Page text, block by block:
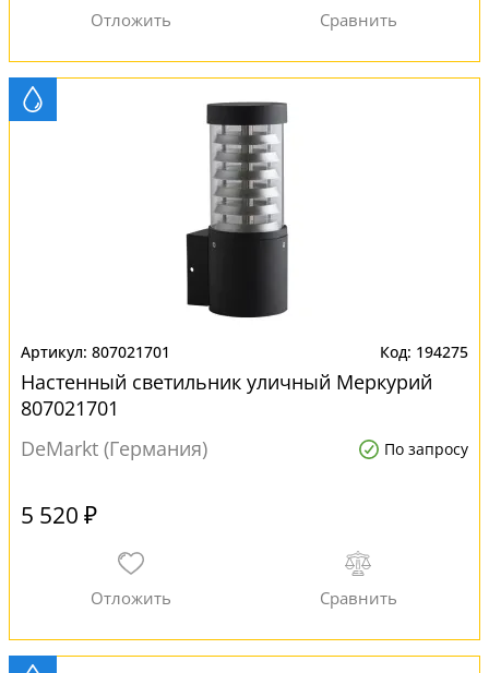
807021701 194275
Настенный светильник уличный Меркурий
807021701
DeMarkt (Германия)
По запросу
5 520 ₽